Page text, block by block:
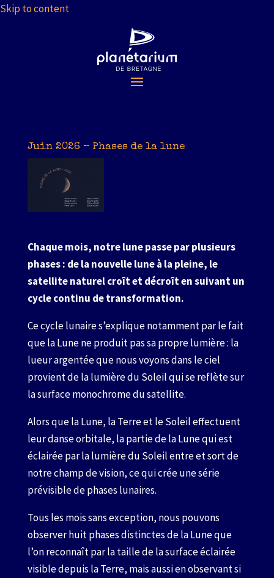
Skip to content
Juin 2026 – Phases de la lune
Chaque mois, notre lune passe par plusieurs
phases : de la nouvelle lune à la pleine, le
satellite naturel croît et décroît en suivant un
cycle continu de transformation.
Ce cycle lunaire s’explique notamment par le fait
que la Lune ne produit pas sa propre lumière : la
lueur argentée que nous voyons dans le ciel
provient de la lumière du Soleil qui se reflète sur
la surface monochrome du satellite.
Alors que la Lune, la Terre et le Soleil effectuent
leur danse orbitale, la partie de la Lune qui est
éclairée par la lumière du Soleil entre et sort de
notre champ de vision, ce qui crée une série
prévisible de phases lunaires.
Tous les mois sans exception, nous pouvons
observer huit phases distinctes de la Lune que
l’on reconnaît par la taille de la surface éclairée
visible depuis la Terre, mais aussi en observant si